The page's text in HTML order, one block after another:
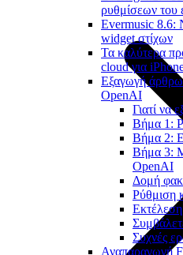
ρυθμίσεων του
Evermusic 8.6:
widget στίχων
Τα καλύτερα
cloud για
Εξαγωγή
OpenAI
Γιατί να
Βήμα 1:
Βήμα 2:
Βήμα 3:
OpenAI
Δομή
Ρύθμιση
Συχνές
Αναπαραγωγή